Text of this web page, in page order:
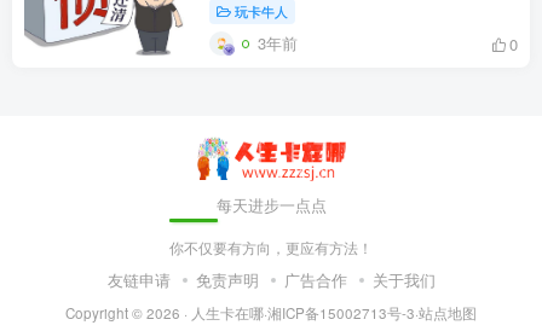
玩卡牛人
3年前 0
每天进步一点点
你不仅要有方向，更应有方法！
友链申请 免责声明 广告合作 关于我们
Copyright © 2026 · 人生卡在哪·湘ICP备15002713号-3·站点地图